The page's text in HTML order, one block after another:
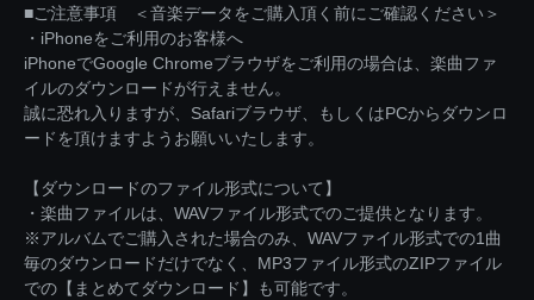
■ご注意事項 ＜音楽データをご購入頂く前にご確認ください＞
・iPhoneをご利用のお客様へ
iPhoneでGoogle Chromeブラウザをご利用の場合は、楽曲ファ
イルのダウンロードが行えません。
誠に恐れ入りますが、Safariブラウザ、もしくはPCからダウンロ
ードを頂けますようお願いいたします。
【ダウンロードのファイル形式について】
・楽曲ファイルは、WAVファイル形式でのご提供となります。
※アルバムでご購入された場合のみ、WAVファイル形式での1曲
毎のダウンロードだけでなく、MP3ファイル形式のZIPファイル
での【まとめてダウンロード】も可能です。